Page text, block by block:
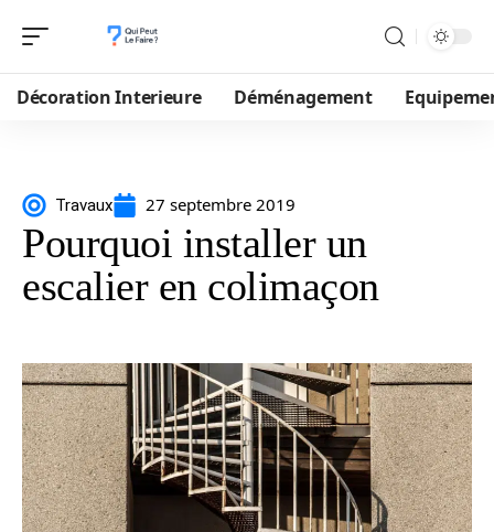
Décoration Interieure Déménagement
Travaux 27 septembre 2019
Pourquoi installer un
escalier en colimaçon